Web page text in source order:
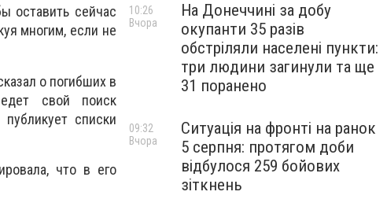
оставить сейчас
многим, если не
о погибших в
свой поиск
списки
что в его
На Донеччині за добу
окупанти 35 разів
обстріляли населені пункти:
три людини загинули та ще
31 поранено
10:26
Вчора
Ситуація на фронті на ранок
5 серпня: протягом доби
відбулося 259 бойових
зіткнень
09:32
Вчора